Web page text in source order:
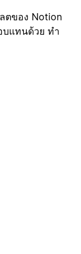
ตของ Notion
บแทนด้วย ทำ